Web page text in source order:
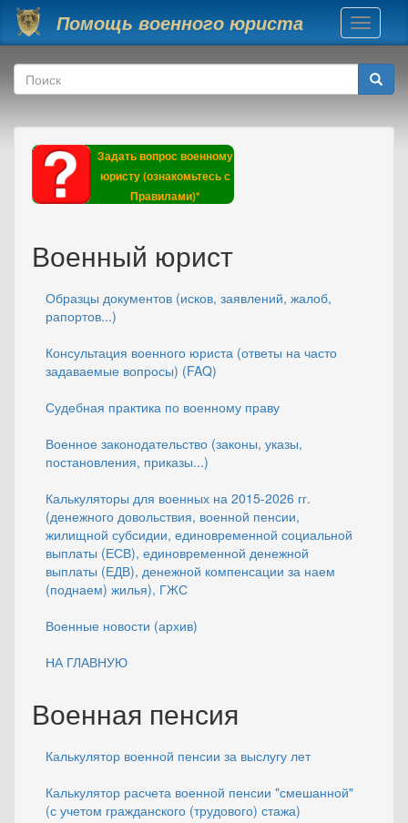
Перейти к основному содержанию
Помощь военного юриста
Toggle
Форма поиска
Поиск
Задать вопрос военному
юристу (ознакомьтесь с
Правилами)*
Военный юрист
Образцы документов (исков, заявлений, жалоб,
рапортов...)
Консультация военного юриста (ответы на часто
задаваемые вопросы) (FAQ)
Судебная практика по военному праву
Военное законодательство (законы, указы,
постановления, приказы...)
Калькуляторы для военных на 2015-2026 гг.
(денежного довольствия, военной пенсии,
жилищной субсидии, единовременной социальной
выплаты (ЕСВ), единовременной денежной
выплаты (ЕДВ), денежной компенсации за наем
(поднаем) жилья), ГЖС
Военные новости (архив)
НА ГЛАВНУЮ
Военная пенсия
Калькулятор военной пенсии за выслугу лет
Калькулятор расчета военной пенсии "смешанной"
(с учетом гражданского (трудового) стажа)